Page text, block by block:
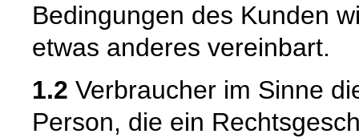
Bedingungen des Kunden
etwas anderes vereinbart.
1.2 Verbraucher im Sinne
Person, die ein